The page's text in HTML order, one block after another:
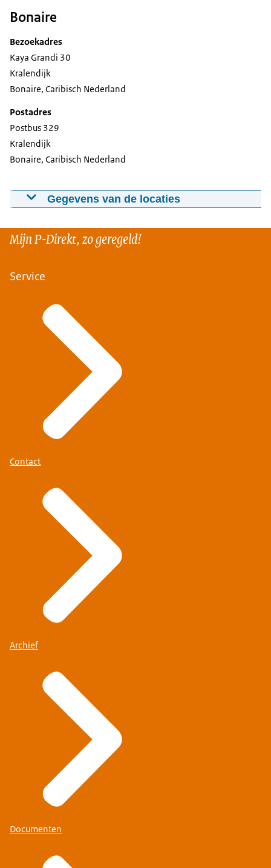
Kaart van Den Haag
Kaart van Zwolle
Bonaire
Bezoekadres
Kaya Grandi 30
Kralendijk
Bonaire, Caribisch Nederland
Postadres
Postbus 329
Kralendijk
Bonaire, Caribisch Nederland
Gegevens van de locaties
Kaart Bonaire
Mijn P-Direkt, zo geregeld!
Service
Contact
Archief
Documenten